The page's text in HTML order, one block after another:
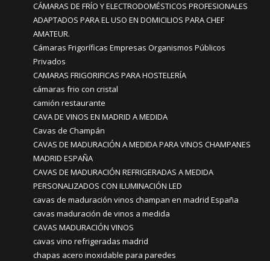
CÁMARAS DE FRÍO Y ELECTRODOMÉSTICOS PROFESIONALES
ADAPTADOS PARA EL USO EN DOMICILIOS PARA CHEF
AMATEUR.
Cámaras Frigoríficas Empresas Organismos Públicos
Privados
CAMARAS FRIGORIFICAS PARA HOSTELERÍA
cámaras frio con cristal
camión restaurante
CAVA DE VINOS EN MADRID A MEDIDA
Cavas de Champán
CAVAS DE MADURACIÓN A MEDIDA PARA VINOS CHAMPANES
MADRID ESPAÑA
CAVAS DE MADURACIÓN REFRIGERADAS A MEDIDA
PERSONALIZADOS CON ILUMINACIÓN LED
cavas de maduración vinos champan en madrid España
cavas maduración de vinos a medida
CAVAS MADURACIÓN VINOS
cavas vino refrigeradas madrid
chapas acero inoxidable para paredes